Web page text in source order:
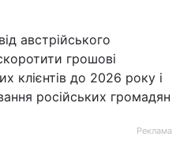
австрійського
грошові
клієнтів до 2026 року і
російських громадян
Реклама